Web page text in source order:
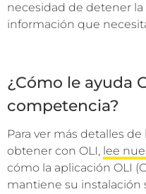
necesidad de detener
información que
¿Cómo le ayuda
competencia?
Para ver más detalles
obtener con OLI, lee
cómo la aplicación OLI
mantiene su instalación